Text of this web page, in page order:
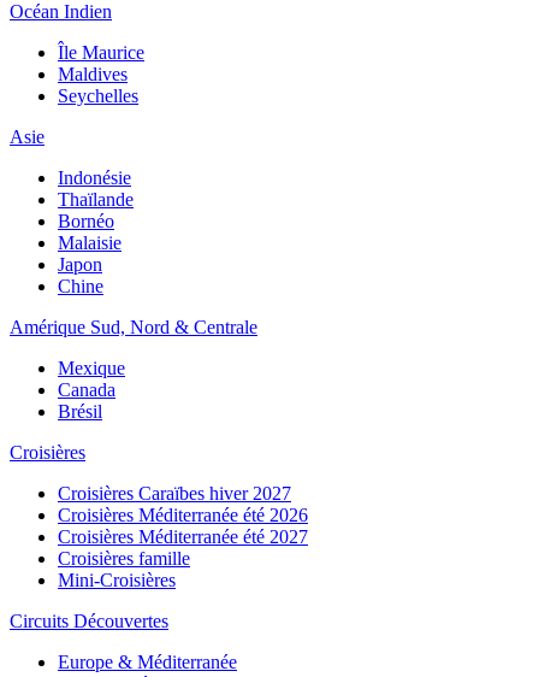
Océan Indien
Île Maurice
Maldives
Seychelles
Asie
Indonésie
Thaïlande
Bornéo
Malaisie
Japon
Chine
Amérique Sud, Nord & Centrale
Mexique
Canada
Brésil
Croisières
Croisières Caraïbes hiver 2027
Croisières Méditerranée été 2026
Croisières Méditerranée été 2027
Croisières famille
Mini-Croisières
Circuits Découvertes
Europe & Méditerranée